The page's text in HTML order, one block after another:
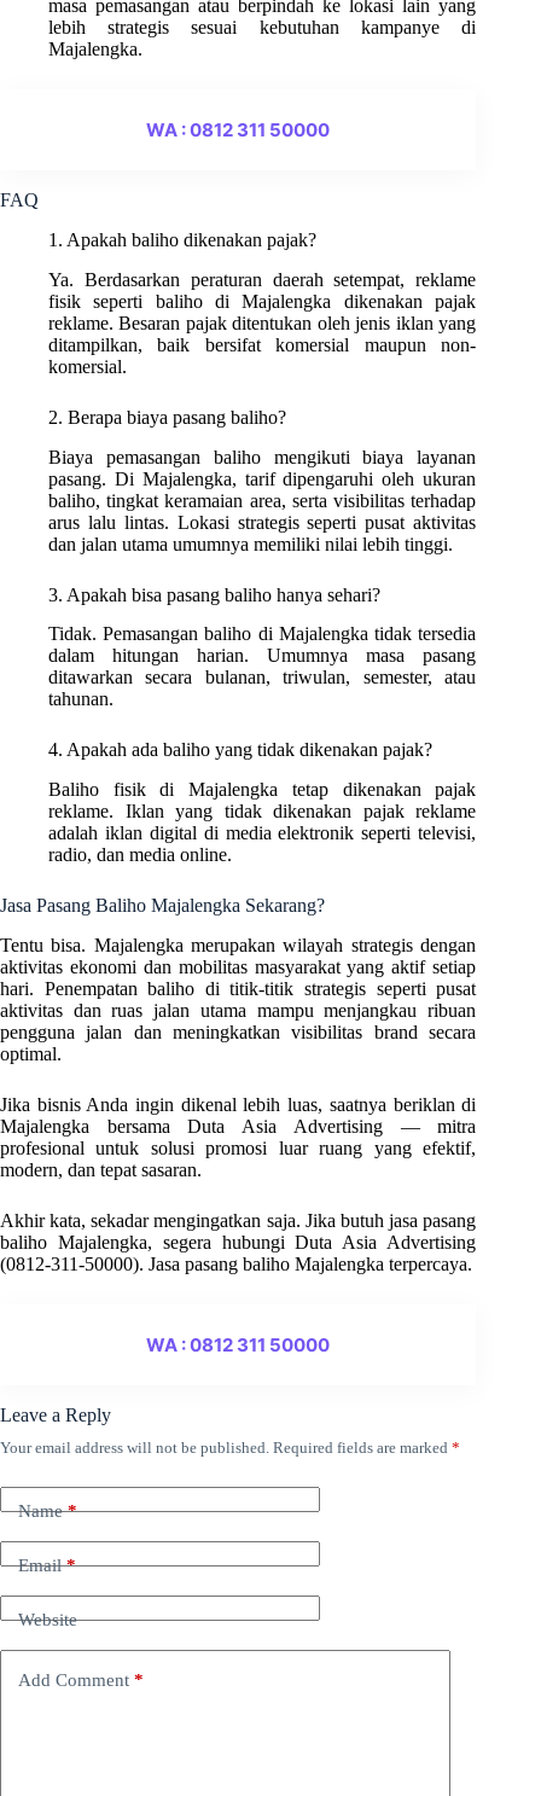
masa pemasangan atau berpindah ke lokasi lain yang
lebih strategis sesuai kebutuhan kampanye di
Majalengka.
WA : 0812 311 50000
FAQ
1. Apakah baliho dikenakan pajak?
Ya. Berdasarkan peraturan daerah setempat, reklame
fisik seperti baliho di Majalengka dikenakan pajak
reklame. Besaran pajak ditentukan oleh jenis iklan yang
ditampilkan, baik bersifat komersial maupun non-
komersial.
2. Berapa biaya pasang baliho?
Biaya pemasangan baliho mengikuti biaya layanan
pasang. Di Majalengka, tarif dipengaruhi oleh ukuran
baliho, tingkat keramaian area, serta visibilitas terhadap
arus lalu lintas. Lokasi strategis seperti pusat aktivitas
dan jalan utama umumnya memiliki nilai lebih tinggi.
3. Apakah bisa pasang baliho hanya sehari?
Tidak. Pemasangan baliho di Majalengka tidak tersedia
dalam hitungan harian. Umumnya masa pasang
ditawarkan secara bulanan, triwulan, semester, atau
tahunan.
4. Apakah ada baliho yang tidak dikenakan pajak?
Baliho fisik di Majalengka tetap dikenakan pajak
reklame. Iklan yang tidak dikenakan pajak reklame
adalah iklan digital di media elektronik seperti televisi,
radio, dan media online.
Jasa Pasang Baliho Majalengka Sekarang?
Tentu bisa. Majalengka merupakan wilayah strategis dengan
aktivitas ekonomi dan mobilitas masyarakat yang aktif setiap
hari. Penempatan baliho di titik-titik strategis seperti pusat
aktivitas dan ruas jalan utama mampu menjangkau ribuan
pengguna jalan dan meningkatkan visibilitas brand secara
optimal.
Jika bisnis Anda ingin dikenal lebih luas, saatnya beriklan di
Majalengka bersama Duta Asia Advertising — mitra
profesional untuk solusi promosi luar ruang yang efektif,
modern, dan tepat sasaran.
Akhir kata, sekadar mengingatkan saja. Jika butuh jasa pasang
baliho Majalengka, segera hubungi Duta Asia Advertising
(0812-311-50000). Jasa pasang baliho Majalengka terpercaya.
WA : 0812 311 50000
Leave a Reply
Your email address will not be published. Required fields are marked *
Name*
Email*
Website
Add Comment *